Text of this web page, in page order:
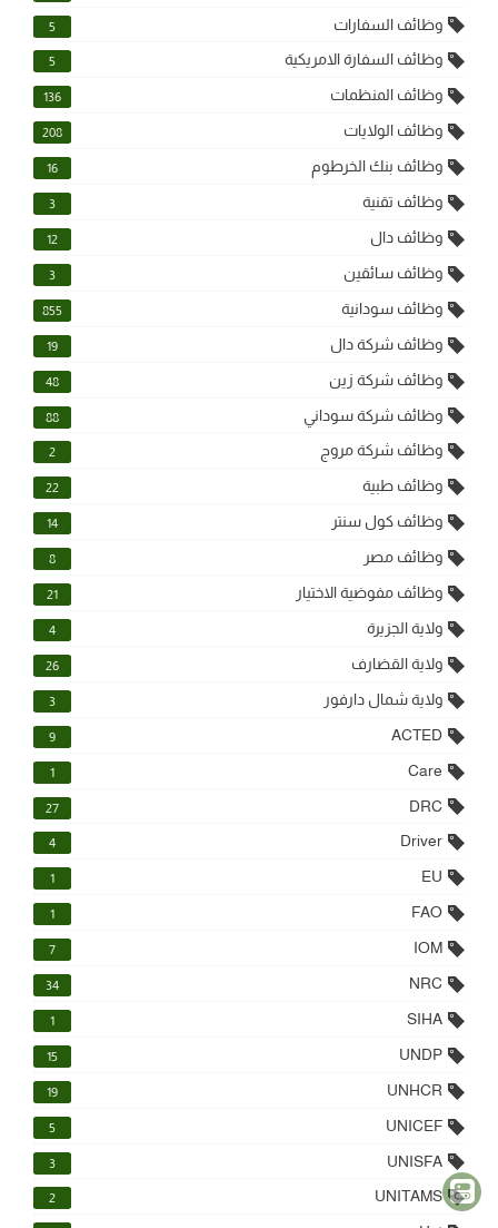
وظائف السفارات 5
وظائف السفارة الامريكية 5
وظائف المنظمات 136
وظائف الولايات 208
وظائف بنك الخرطوم 16
وظائف تقنية 3
وظائف دال 12
وظائف سائقين 3
وظائف سودانية 855
وظائف شركة دال 19
وظائف شركة زين 48
وظائف شركة سوداني 88
وظائف شركة مروج 2
وظائف طبية 22
وظائف كول سنتر 14
وظائف مصر 8
وظائف مفوضية الاختيار 21
ولاية الجزيرة 4
ولاية القضارف 26
ولاية شمال دارفور 3
ACTED
9
Care
1
DRC
27
Driver
4
EU
1
FAO
1
IOM
7
NRC
34
SIHA
1
UNDP
15
UNHCR
19
UNICEF
5
UNISFA
3
UNITAMS
2